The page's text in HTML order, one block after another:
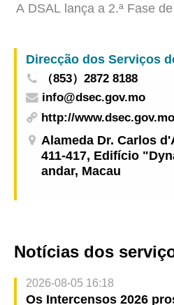
A DSAL lança a 2.ª Fase
de trabalho”
（853）2872 8188
info@dsec.gov.mo
http://www.dsec.gov.mo
Alameda Dr. Carlos
411-417, Edifício
andar, Macau
Notícias dos
2026-08-05 16:18
Os Intercensos 2026